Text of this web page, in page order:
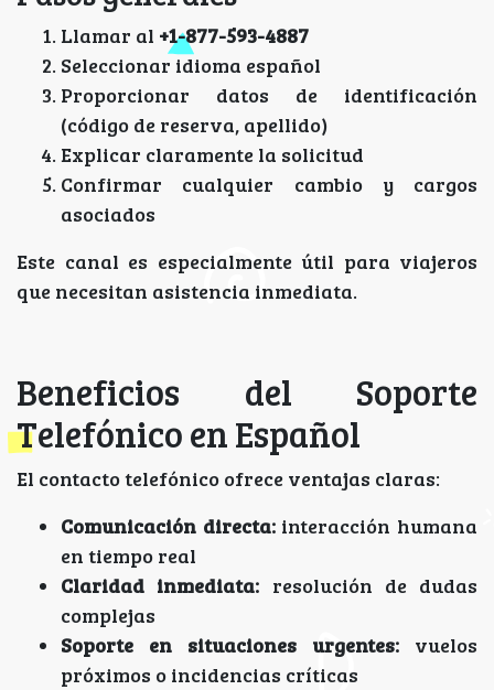
Llamar al +1-877-593-4887
Seleccionar idioma español
Proporcionar datos de identificación
(código de reserva, apellido)
Explicar claramente la solicitud
Confirmar cualquier cambio y cargos
asociados
Este canal es especialmente útil para viajeros
que necesitan asistencia inmediata.
Beneficios del Soporte
Telefónico en Español
El contacto telefónico ofrece ventajas claras:
Comunicación directa:interacción humana
en tiempo real
Claridad inmediata: resolución de dudas
complejas
Soporte en situaciones urgentes: vuelos
próximos o incidencias críticas